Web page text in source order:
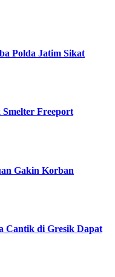
Polda Jatim Sikat
Freeport
Gakin Korban
Cantik di Gresik Dapat